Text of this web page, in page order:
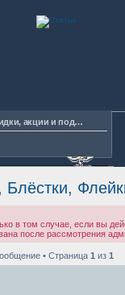
Скидки, акции и подарки от партнёров МСК
Блёстки,
в том случае, если вы
после рассмотрения
• Страница 1 из 1